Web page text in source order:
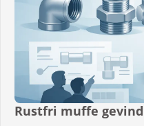
Rustfri muffe